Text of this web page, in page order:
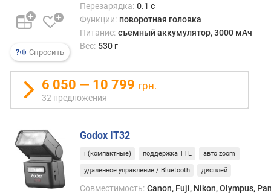
п
о
т
з
в
п
д
а
т
Спросить
Перезарядка: 0.1 с
Функции: поворотная головка
Питание: съемный аккумулятор, 3000 мАч
Вес: 530 г
6 050 — 10 799 грн.
32 предложения
Godox IT32
i (компактные) поддержка TTL авто zoom
удаленное управление / Bluetooth дисплей
Совместимость: Canon, Fuji, Nikon, Olympus,